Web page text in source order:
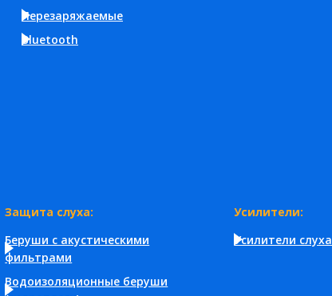
Перезаряжаемые
Bluetooth
Защита слуха:
Беруши с акустическими
фильтрами
Водоизоляционные беруши
Усилители:
Усилители слуха